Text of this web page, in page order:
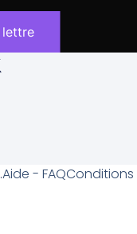
Aide - FAQConditions